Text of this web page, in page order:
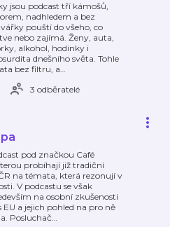
jsou podcast tří kámošů,
nadhledem a bez
pouští do všeho, co
nebo zajímá. Ženy, auta,
alkohol, hodinky i
dnešního světa. Tohle
bez filtru, a…
3 odběratelé
pod značkou Café
probíhají již tradiční
na témata, která rezonují v
V podcastu se však
na osobní zkušenosti
EU a jejich pohled na pro ně
Posluchač…